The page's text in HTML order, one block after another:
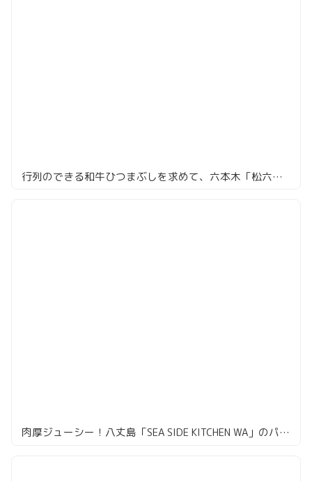
行列のできる和牛ひつまぶしを求めて、六本木「松六家」
肉厚ジューシー！八丈島「SEA SIDE KITCHEN WA」のパティパティ！